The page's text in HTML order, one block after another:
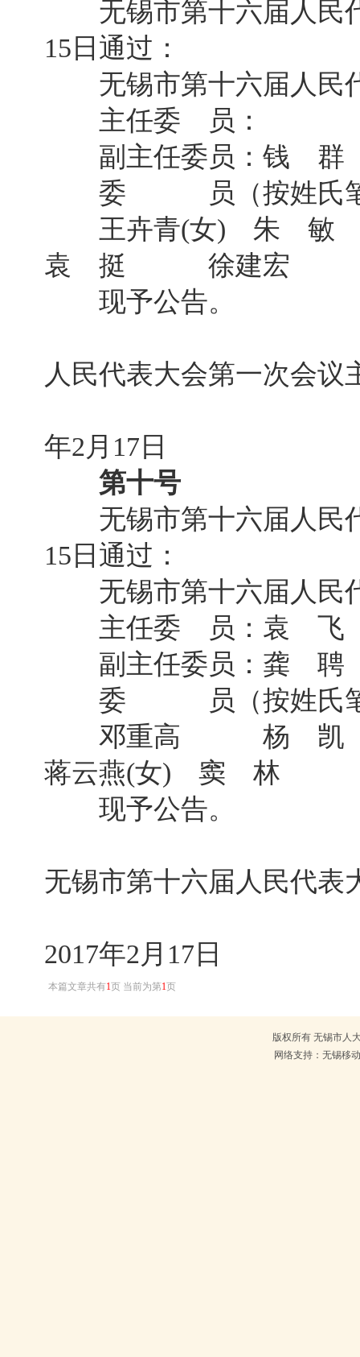
无锡市第十六届人民代
15日通过：
无锡市第十六届人民
主任委 员：
副主任委员：钱 群
委 员（按姓氏笔
王卉青(女)
袁 挺 徐建宏
现予公告。
人民代表大会第一次会议
年2月17日
第十号
无锡市第十六届人民代
15日通过：
无锡市第十六届人民
主任委 员：袁 飞
副主任委员：龚 聘
委 员（按姓氏笔
邓重高 杨 凯
蒋云燕(女) 窦 林
现予公告。
无锡市第十六届人民代表
2017年2月17日
本篇文章共有1页 当前为第1页
版权所有 无锡市人
网络支持：无锡移